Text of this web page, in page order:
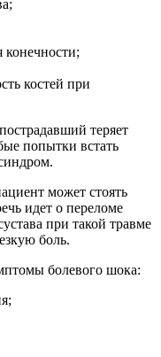
конечности;
костей при
теряет
попытки встать
может стоять
идет о переломе
при такой травме
боль.
болевого шока: